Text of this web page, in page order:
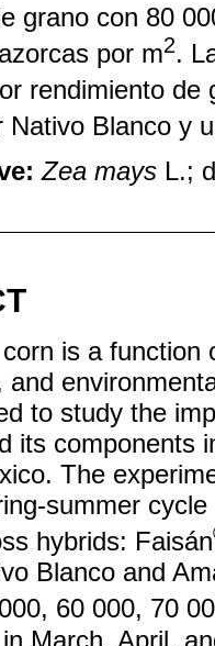
grano con 80
por m2.
rendimiento de
Nativo Blanco y
Zea mays L.;
is a function
and
to study the
its components
The
summer
hybrids: Faisán
Blanco and
60 000, 70
March, April,